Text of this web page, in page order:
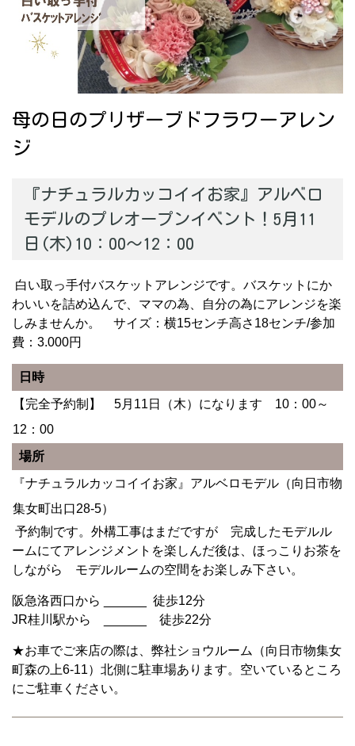
母の日のプリザーブドフラワーアレン
ジ
『ナチュラルカッコイイお家』アルベロ
モデルのプレオープンイベント！5月11
日(木)10：00～12：00
白い取っ手付バスケットアレンジです。バスケットにか
わいいを詰め込んで、ママの為、自分の為にアレンジを楽
しみませんか。 サイズ：横15センチ高さ18センチ/参加
費：3.000円
日時
【完全予約制】 5月11日（木）になります 10：00～
12：00
場所
『ナチュラルカッコイイお家』アルベロモデル（向日市物
集女町出口28-5）
予約制です。外構工事はまだですが 完成したモデルル
ームにてアレンジメントを楽しんだ後は、ほっこりお茶を
しながら モデルルームの空間をお楽しみ下さい。
阪急洛西口から ______ 徒歩12分
JR桂川駅から ______ 徒歩22分
★お車でご来店の際は、弊社ショウルーム（向日市物集女
町森の上6-11）北側に駐車場あります。空いているところ
にご駐車ください。